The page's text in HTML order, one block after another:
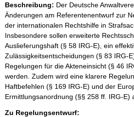
e
p
r
o
S
e
i
t
Beschreibung: Der Deutsche
Änderungen am Referentenentwurf zur
der internationalen Rechtshilfe in
Insbesondere sollen erweiterte
Auslieferungshaft (§ 58 IRG-E), ein
Zulässigkeitsentscheidungen (§ 83 IRG-
Regelungen für die Akteneinsicht (§ 46
werden. Zudem wird eine klarere
Haftbefehlen (§ 169 IRG-E) und der
Ermittlungsanordnung (§§ 258 ff. IRG-E)
Zu Regelungsentwurf: